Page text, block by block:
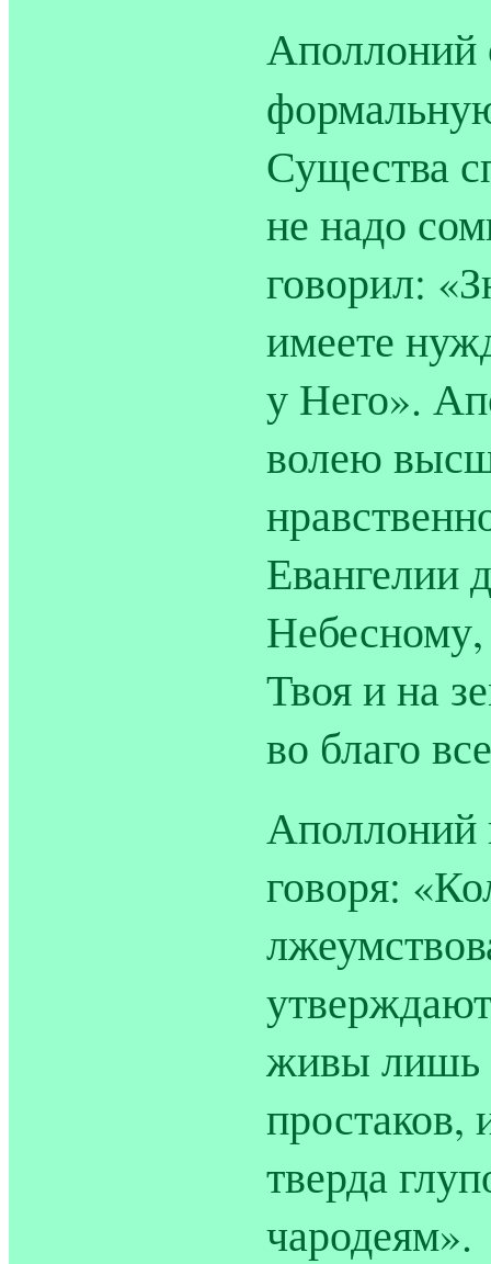
Аполлоний
Существа
не надо
говорил:
имеете
у Него».
волею
Евангелии
Небесному,
Твоя и на
во благо
Аполлоний
говоря:
живы лишь
простаков,
тверда
чародеям».